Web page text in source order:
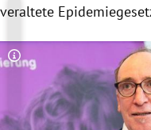
veraltete
Copyright-Hinweis